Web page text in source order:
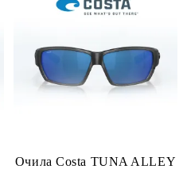
Очила Costa TUNA ALLEY